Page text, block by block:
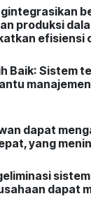
produksi
efisiensi
Baik: Sistem
dapat
yang
dapat